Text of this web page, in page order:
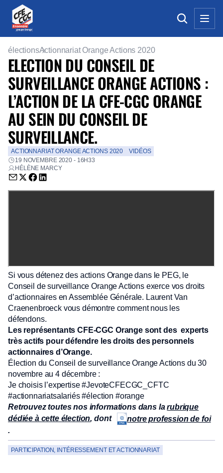
électionsActionnariat Orange Actions 2020
ELECTION DU CONSEIL DE
SURVEILLANCE ORANGE ACTIONS :
L’ACTION DE LA CFE-CGC ORANGE
AU SEIN DU CONSEIL DE
SURVEILLANCE.
ACTIONNARIAT ORANGE ACTIONS 2020
VIDÉOS
19 NOVEMBRE 2020 - 16H33
HÉLÈNE MARCY
Envoyer par email (nouvelle fenêtre)
Partager sur Twitter (nouvelle fenêtre)
Partager sur Facebook (nouvelle fenêtre)
Partager sur LinkedIn (nouvelle fenêtre)
Si vous détenez des actions Orange dans le PEG, le
Conseil de surveillance Orange Actions exerce vos droits
d’actionnaires en Assemblée Générale. Laurent Van
Craenenbroeck vous démontre comment nous les
défendons.
Les représentants CFE-CGC Orange sont des experts
très actifs pour défendre les droits des personnels
actionnaires d’Orange.
Élection du Conseil de surveillance Orange Actions du 30
novembre au 4 décembre :
Je choisis l’expertise #JevoteCFECGC_CFTC
#actionnariatsalariés #élection #orange
Retrouvez toutes nos informations dans larubrique
dédiée à cette élection, dont
notre profession de foi
.
PARTICIPATION, INTÉRESSEMENT ET ACTIONNARIAT